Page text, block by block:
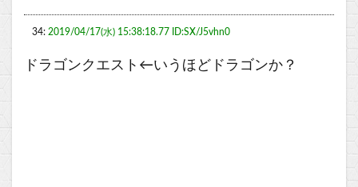
34: 2019/04/17(水) 15:38:18.77 ID:SX/J5vhn0
ドラゴンクエスト←いうほどドラゴンか？